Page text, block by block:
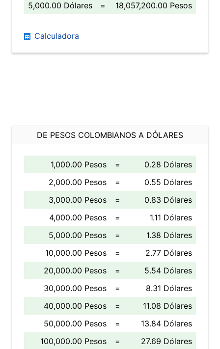
5,000.00 Dólares
= 18,057,200.00 Pesos
Calculadora
DE PESOS COLOMBIANOS A DÓLARES
1,000.00 Pesos =
0.28 Dólares
2,000.00 Pesos
=
0.55 Dólares
3,000.00 Pesos
=
0.83 Dólares
4,000.00 Pesos
=
1.11 Dólares
5,000.00 Pesos
=
1.38 Dólares
10,000.00 Pesos
=
2.77 Dólares
20,000.00 Pesos
=
5.54 Dólares
30,000.00 Pesos
=
8.31 Dólares
40,000.00 Pesos
=
11.08 Dólares
50,000.00 Pesos
=
13.84 Dólares
100,000.00 Pesos
= 27.69 Dólares